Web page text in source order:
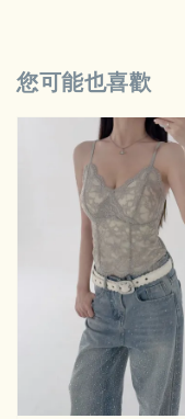
您可能也喜歡